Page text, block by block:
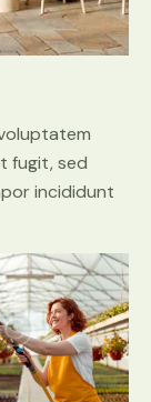
fugit, sed
incididunt